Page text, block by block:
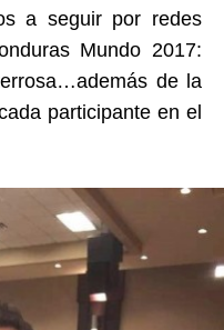
a seguir por redes
Mundo 2017:
de la
participante en el